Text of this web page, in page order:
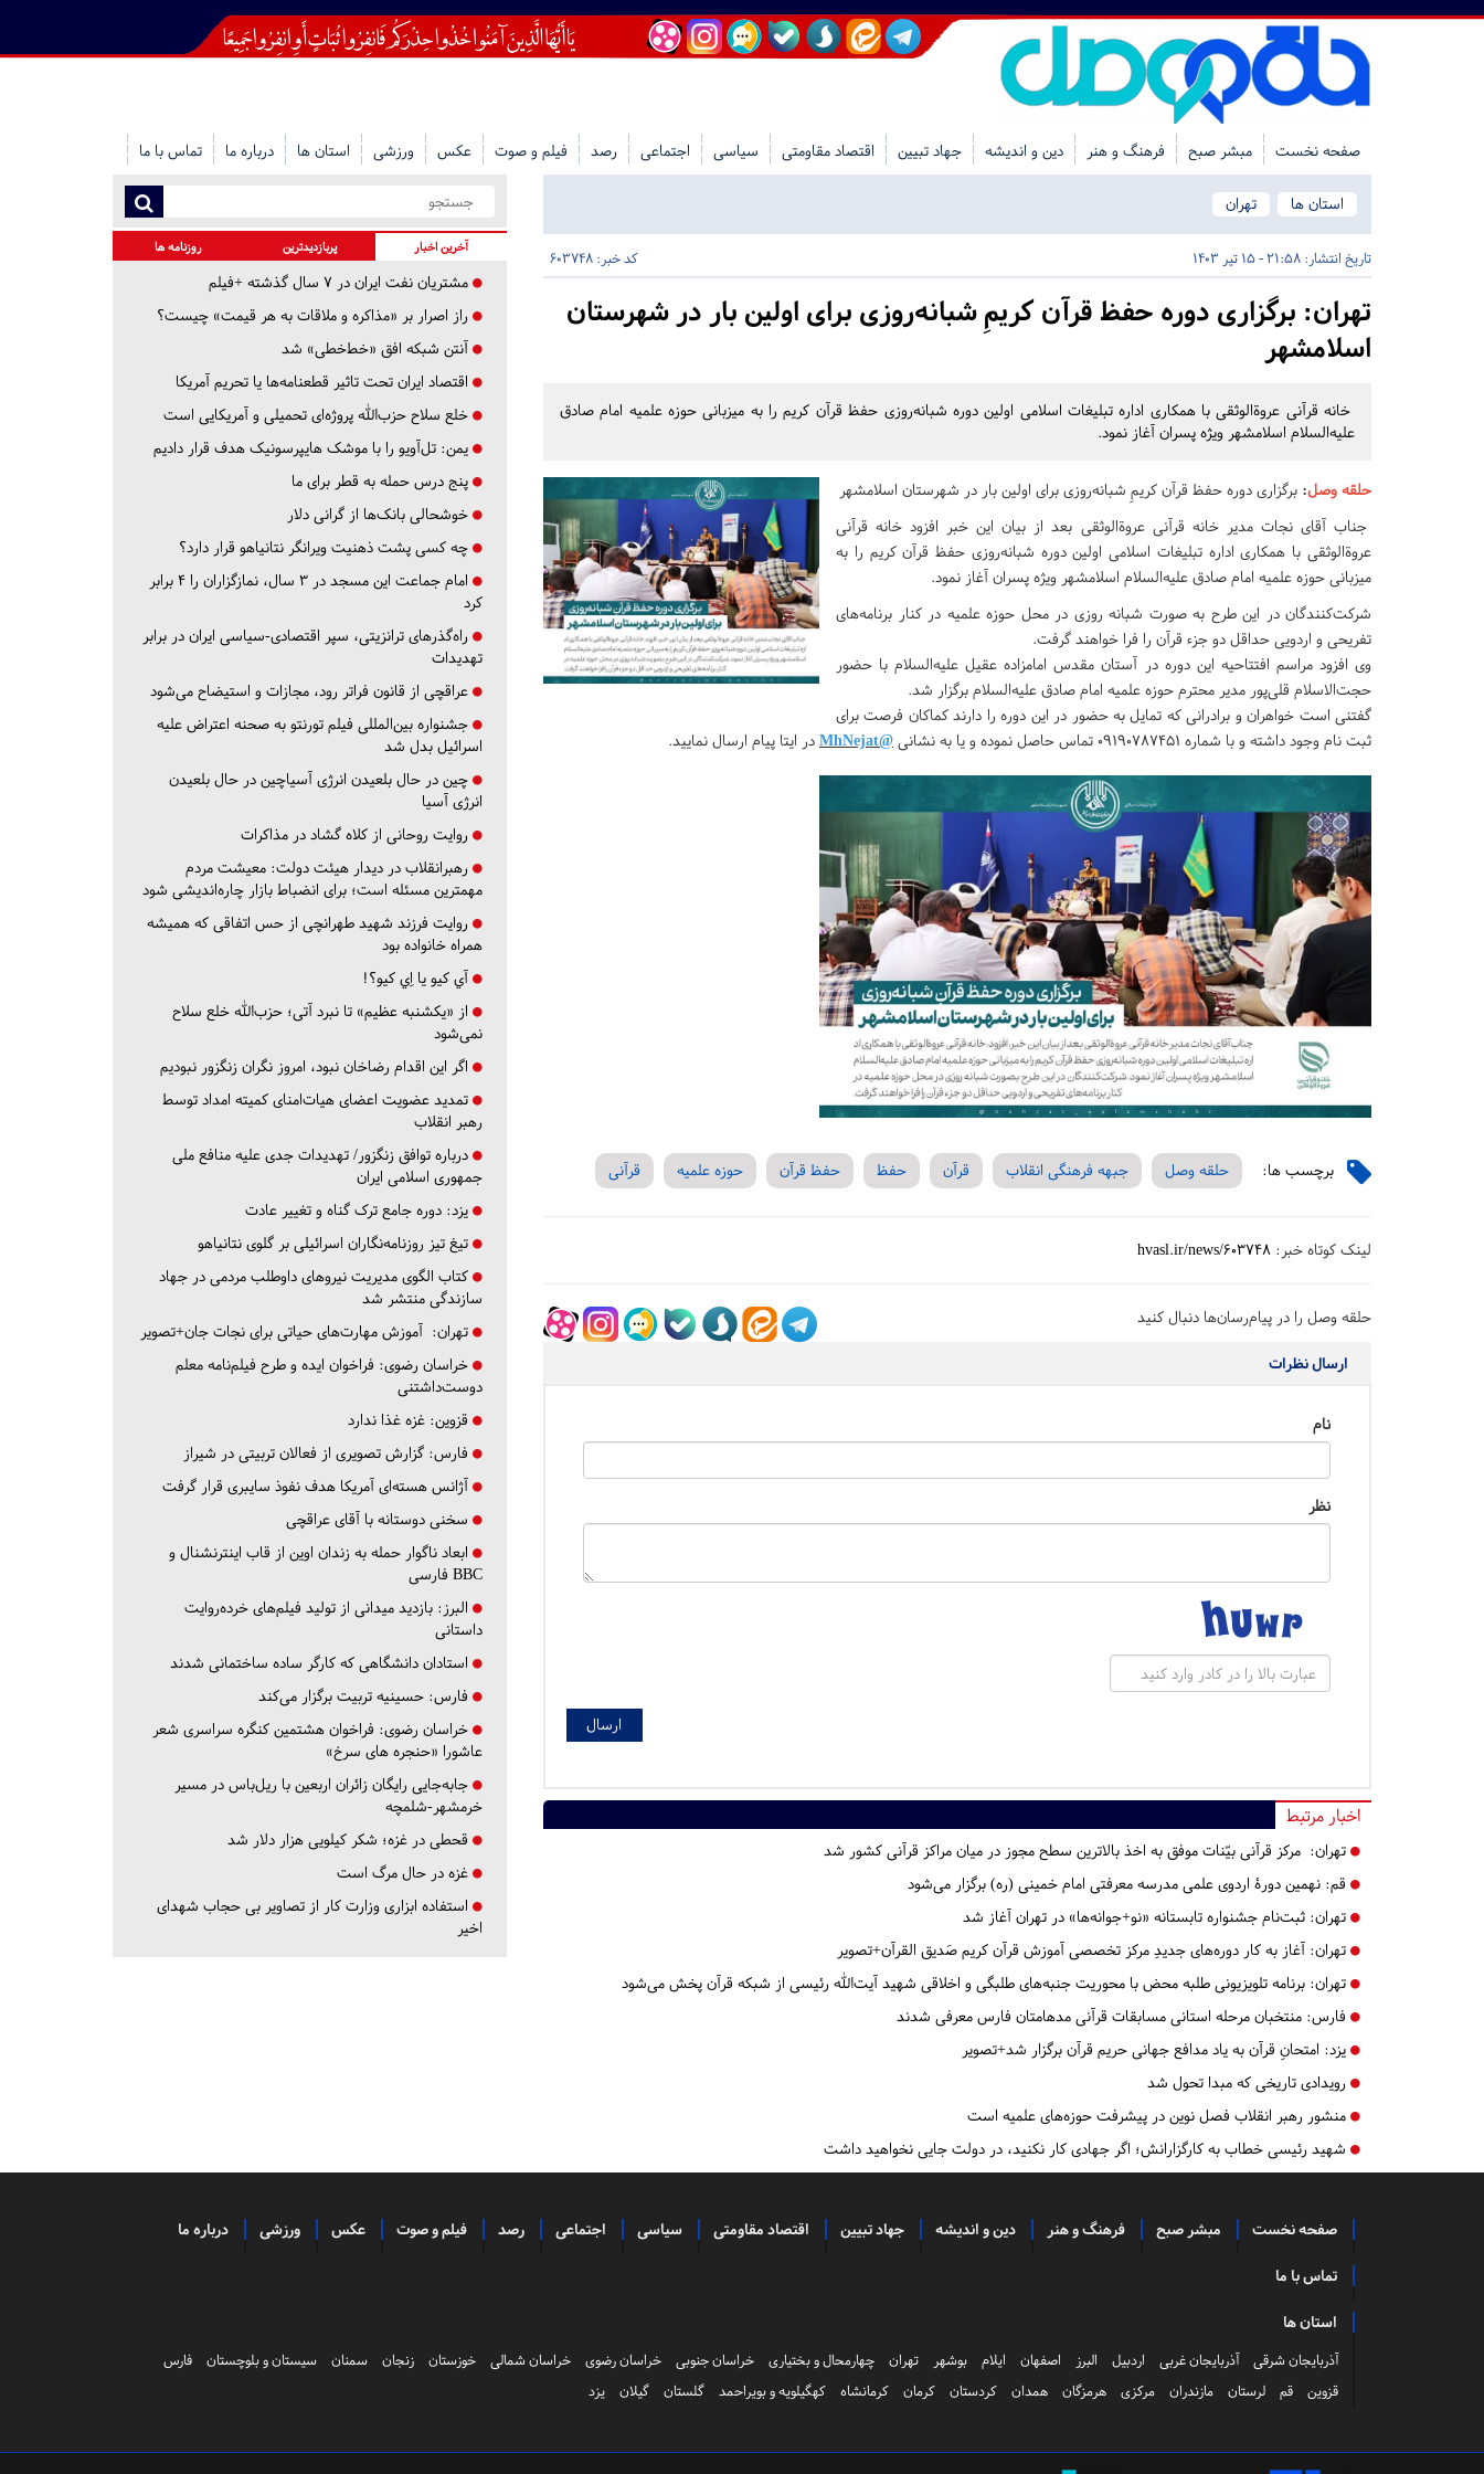
صفحه نخست مبشر صبح فرهنگ و هنر دین و اندیشه جهاد تبیین اقتصاد مقاومتی سیاسی اجتماعی رصد فیلم و صوت عکس ورزشی استان ها درباره ما تماس با ما
استان ها تهران
تاریخ انتشار: 21:58 - 15 تیر 1403 کد خبر: 603748
تهران: برگزاری دوره حفظ قرآن کریمِ شبانه‌روزی برای اولین بار در شهرستان
اسلامشهر
خانه قرآنی عروة‌الوثقی با همکاری اداره تبلیغات اسلامی اولین دوره شبانه‌روزی حفظ قرآن کریم را به میزبانی حوزه علمیه امام صادق
علیه‌السلام اسلامشهر ویژه پسران آغاز نمود.
حلقه وصل: برگزاری دوره حفظ قرآن کریمِ شبانه‌روزی برای اولین بار در شهرستان اسلامشهر
جناب آقای نجات مدیر خانه قرآنی عروةالوثقی بعد از بیان این خبر افزود خانه قرآنی
عروة‌الوثقی با همکاری اداره تبلیغات اسلامی اولین دوره شبانه‌روزی حفظ قرآن کریم را به
میزبانی حوزه علمیه امام صادق علیه‌السلام اسلامشهر ویژه پسران آغاز نمود.
شرکت‌کنندگان در این طرح به صورت شبانه روزی در محل حوزه علمیه در کنار برنامه‌های
تفریحی و اردویی حداقل دو جزء قرآن را فرا خواهند گرفت.
وی افزود مراسم افتتاحیه این دوره در آستان مقدس امامزاده عقیل علیه‌السلام با حضور
حجت‌الاسلام قلی‌پور مدیر محترم حوزه علمیه امام صادق علیه‌السلام برگزار شد.
گفتنی است خواهران و برادرانی که تمایل به حضور در این دوره را دارند کماکان فرصت برای
ثبت نام وجود داشته و با شماره ۰۹۱۹۰۷۸۷۴۵۱ تماس حاصل نموده و یا به نشانی
@MhNejat در ایتا پیام ارسال نمایید.
برچسب ها: حلقه وصل جبهه فرهنگی انقلاب قرآن حفظ حفظ قرآن حوزه علمیه قرآنی
لینک کوتاه خبر: hvasl.ir/news/603748
حلقه وصل را در پیام‌رسان‌ها دنبال کنید
ارسال نظرات
نام
نظر
اخبار مرتبط
تهران: مرکز قرآنی بیّنات موفق به اخذ بالاترین سطح مجوز در میان مراکز قرآنی کشور شد
قم: نهمین دورۀ اردوی علمی مدرسه معرفتی امام خمینی (ره) برگزار می‌شود
تهران: ثبت‌نام جشنواره تابستانه «نو+جوانه‌ها» در تهران آغاز شد
تهران: آغاز به کار دوره‌های جدیدِ مرکز تخصصی آموزش قرآن کریم صَدیق القرآن+تصویر
تهران: برنامه تلویزیونی طلبه محض با محوریت جنبه‌های طلبگی و اخلاقی شهید آیت‌الله رئیسی از شبکه قرآن پخش می‌شود
فارس: منتخبان مرحله استانی مسابقات قرآنی مدهامتان فارس معرفی شدند
یزد: امتحانِ قرآن به یاد مدافع جهانی حریم قرآن برگزار شد+تصویر
رویدادی تاریخی که مبدا تحول‌ شد
منشور رهبر انقلاب فصل نوین در پیشرفت حوزه‌های علمیه است
شهید رئیسی خطاب به کارگزارانش؛ اگر جهادی کار نکنید، در دولت جایی نخواهید داشت
آخرین اخبار پربازدیدترین روزنامه ها
مشتریان نفت ایران در ۷ سال گذشته +فیلم
راز اصرار بر «مذاکره و ملاقات به هر قیمت» چیست؟
آنتن شبکه افق «خط‌خطی» شد
اقتصاد ایران تحت تاثیر قطعنامه‌ها یا تحریم‌ آمریکا
خلع سلاح حزب‌الله پروژه‌ای تحمیلی و آمریکایی است
یمن: تل‌آویو را با موشک هایپرسونیک هدف قرار دادیم
پنج درس‌ حمله به قطر برای ما
خوشحالی بانک‌ها از گرانی دلار
چه کسی پشت ذهنیت ویرانگر نتانیاهو قرار دارد؟
امام جماعت این مسجد در ۳ سال، نمازگزاران را ۴ برابر
کرد
راه‌گذرهای ترانزیتی، سپر اقتصادی-سیاسی ایران در برابر
تهدیدات
عراقچی از قانون فراتر رود، مجازات و استیضاح می‌شود
جشنواره بین‌المللی فیلم تورنتو به صحنه اعتراض علیه
اسرائیل بدل شد
چین در حال بلعیدن انرژی آسیاچین در حال بلعیدن
انرژی آسیا
روایت روحانی از کلاه گشاد در مذاکرات
رهبرانقلاب در دیدار هیئت دولت: معیشت مردم
مهمترین مسئله است؛ برای انضباط بازار چاره‌اندیشی شود
روایت فرزند شهید طهرانچی از حس اتفاقی که همیشه
همراه خانواده بود
آي كيو يا اِي كيو؟!
از «یکشنبه عظیم» تا نبرد آتی؛ حزب‌الله خلع سلاح
نمی‌شود
اگر این اقدام رضاخان نبود، امروز نگران زنگزور نبودیم
تمدید عضویت اعضای هیات‌امنای کمیته امداد توسط
رهبر انقلاب
درباره توافق زنگزور/ تهدیدات جدی علیه منافع ملی
جمهوری اسلامی ایران
یزد: دوره جامع ترک گناه و تغییر عادت
تیغ تیز روزنامه‌نگاران اسرائیلی بر گلوی نتانیاهو
کتاب الگوی مدیریت نیروهای داوطلب مردمی در جهاد
سازندگی منتشر شد
تهران: آموزش مهارت‌های حیاتی برای نجات جان+تصویر
خراسان رضوی: فراخوان ایده و طرح فیلم‌نامه معلم
دوست‌داشتنی
قزوین: غزه غذا ندارد
فارس: گزارش تصویری از فعالان تربیتی در شیراز
آژانس هسته‌ای آمریکا هدف نفوذ سایبری قرار گرفت
سخنی دوستانه با آقای عراقچی
ابعاد ناگوار حمله به زندان اوین از قاب اینترنشنال و
BBC فارسی
البرز: بازدید میدانی از تولید فیلم‌های خرده‌روایت
داستانی
استادان دانشگاهی که کارگر ساده ساختمانی شدند
فارس: حسینیه تربیت برگزار می‌کند
خراسان رضوی: فراخوان هشتمین کنگره سراسری شعر
عاشورا «حنجره های سرخ»
جابه‌جایی رایگان زائران اربعین با ریل‌باس در مسیر
خرمشهر-شلمچه
قحطی در غزه؛ شکر کیلویی هزار دلار شد
غزه در حال مرگ است
استفاده ابزاری وزارت کار از تصاویر بی حجاب شهدای
اخیر
صفحه نخست مبشر صبح فرهنگ و هنر دین و اندیشه جهاد تبیین اقتصاد مقاومتی سیاسی اجتماعی رصد فیلم و صوت عکس ورزشی درباره ما
تماس با ما
استان ها
آذربایجان شرقی آذربایجان غربی اردبیل البرز اصفهان ایلام بوشهر تهران چهارمحال و بختیاری خراسان جنوبی خراسان رضوی خراسان شمالی خوزستان زنجان سمنان سیستان و بلوچستان
فارس
قزوین
قم لرستان مازندران مرکزی هرمزگان همدان کردستان کرمان کرمانشاه کهگیلویه و بویراحمد گلستان گیلان یزد